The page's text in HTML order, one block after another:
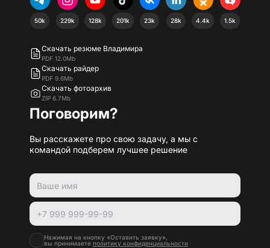
50k 229k 128k 201k 23k 28k 4.4k 1.5k
Скачать резюме Владимира
PDF 12.0Mb
Скачать райдер
PDF 9.6Mb
Скачать фотоархив
ZIP 6.7Mb
Поговорим?
Вы расскажете про свою задачу, а мы с
командой подберем лучшее решение
Нажимая на кнопку «Оставить заявку»,
вы принимаете политику конфиденциальности